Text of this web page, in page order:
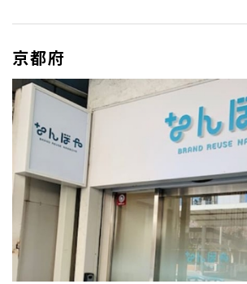
京都府